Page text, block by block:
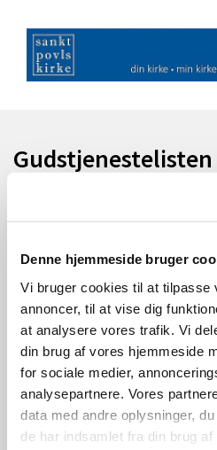
Denne hjemmeside bruger
Vi bruger cookies til at tilpasse
annoncer, til at vise dig
at analysere vores trafik. Vi
din brug af vores hjemmeside
for sociale medier,
analysepartnere. Vores
data med andre oplysninger,
de har indsamlet fra din brug af
Gudstjenestelisten